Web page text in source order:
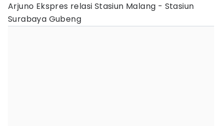
Arjuno Ekspres relasi Stasiun Malang - Stasiun
Surabaya Gubeng